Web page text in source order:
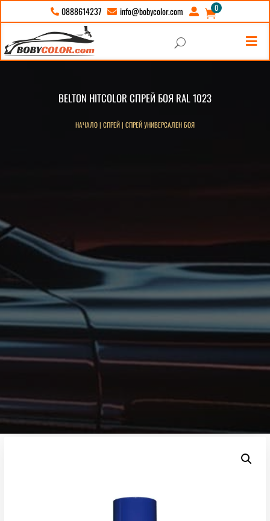
 0888614237  info@bobycolor.com  
0

U
BELTON HITCOLOR СПРЕЙ БОЯ RAL 1023
НАЧАЛО| СПРЕЙ| СПРЕЙ УНИВЕРСАЛЕН БОЯ